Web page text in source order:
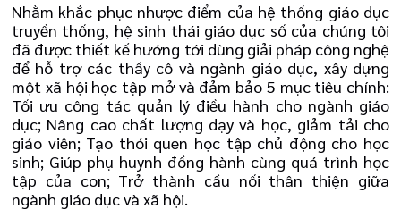
Nhằm khắc phục nhược điểm của hệ thống giáo dục
truyền thống, hệ sinh thái giáo dục số của chúng tôi
đã được thiết kế hướng tới dùng giải pháp công nghệ
để hỗ trợ các thầy cô và ngành giáo dục, xây dựng
một xã hội học tập mở và đảm bảo 5 mục tiêu chính:
Tối ưu công tác quản lý điều hành cho ngành giáo
dục; Nâng cao chất lượng dạy và học, giảm tải cho
giáo viên; Tạo thói quen học tập chủ động cho học
sinh; Giúp phụ huynh đồng hành cùng quá trình học
tập của con; Trở thành cầu nối thân thiện giữa
ngành giáo dục và xã hội.